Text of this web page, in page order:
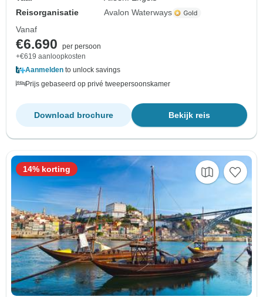
Reisorganisatie
Avalon Waterways
Vanaf
€6.690
per persoon
+€619 aanloopkosten
Aanmelden to unlock savings
Prijs gebaseerd op privé tweepersoonskamer
Bekijk reis
Download brochure
14% korting